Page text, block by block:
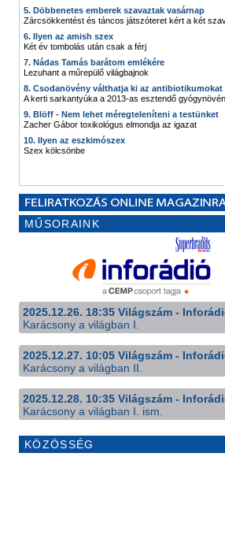
5. Döbbenetes emberek szavaztak vasárnap
Zárcsökkentést és táncos játszóteret kért a két
6. Ilyen az amish szex
Két év tombolás után csak a férj
7. Nádas Tamás barátom emlékére
Lezuhant a műrepülő világbajnok
8. Csodanövény válthatja ki az antibiotikumokat
A kerti sarkantyúka a 2013-as esztendő
9. Blöff - Nem lehet méregteleníteni a testünket
Zacher Gábor toxikológus elmondja az igazat
10. Ilyen az eszkimószex
Szex kölcsönbe
MŰSORAINK
2025.12.26. 18:35 Világszám -
Karácsony a világban I.
2025.12.27. 10:05 Világszám -
Karácsony a világban II.
2025.12.28. 10:35 Világszám -
Karácsony a világban I. ism.
KÖZÖSSÉG